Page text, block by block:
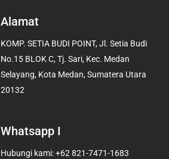
e
o
o
k
t
g
r
a
b
e
Alamat
KOMP. SETIA BUDI POINT, Jl. Setia Budi
No.15 BLOK C, Tj. Sari, Kec. Medan
Selayang, Kota Medan, Sumatera Utara
20132
Whatsapp I
Hubungi kami: +62 821-7471-1683